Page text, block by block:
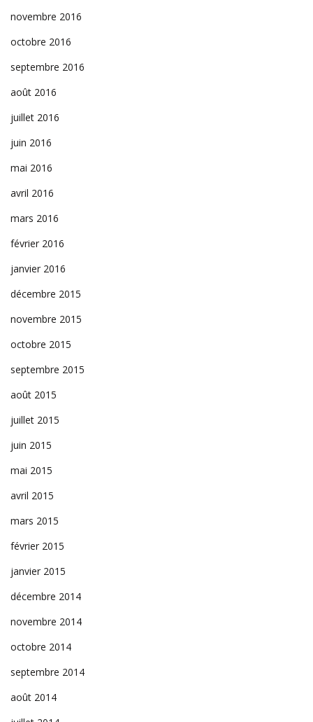
novembre 2016
octobre 2016
septembre 2016
août 2016
juillet 2016
juin 2016
mai 2016
avril 2016
mars 2016
février 2016
janvier 2016
décembre 2015
novembre 2015
octobre 2015
septembre 2015
août 2015
juillet 2015
juin 2015
mai 2015
avril 2015
mars 2015
février 2015
janvier 2015
décembre 2014
novembre 2014
octobre 2014
septembre 2014
août 2014